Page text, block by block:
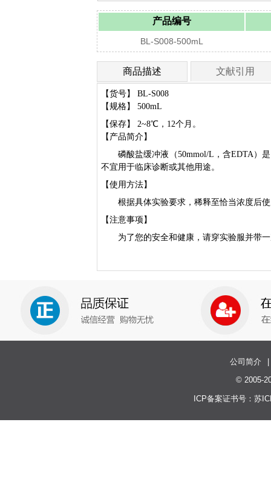
产品编号
BL-S008-500mL
商品描述 文献引用
【货号】 BL-S008
【规格】 500mL
【保存】 2~8℃，12个月。
【产品简介】
磷酸盐缓冲液（50mmol/L，含EDTA）
不宜用于临床诊断或其他用途。
【使用方法】
根据具体实验要求，稀释至恰当浓度后
【注意事项】
为了您的安全和健康，请穿实验服并带
公司简介
© 2005-
ICP备案证书号： 苏